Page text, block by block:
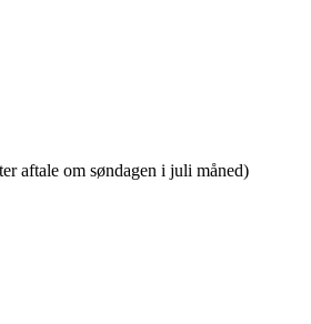
aftale om søndagen i juli måned)